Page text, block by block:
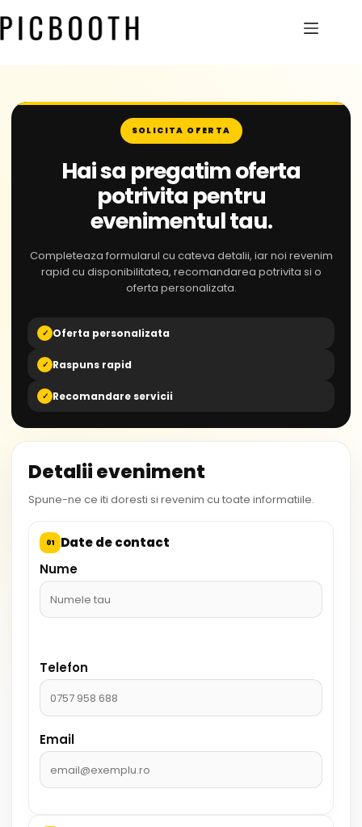
SOLICITA OFERTA
Hai sa pregatim oferta
potrivita pentru
evenimentul tau.
Completeaza formularul cu cateva detalii, iar noi revenim
rapid cu disponibilitatea, recomandarea potrivita si o
oferta personalizata.
✓ Oferta personalizata
✓ Raspuns rapid
✓ Recomandare servicii
Detalii eveniment
Spune-ne ce iti doresti si revenim cu toate informatiile.
01
Date de contact
Nume
Telefon
Email